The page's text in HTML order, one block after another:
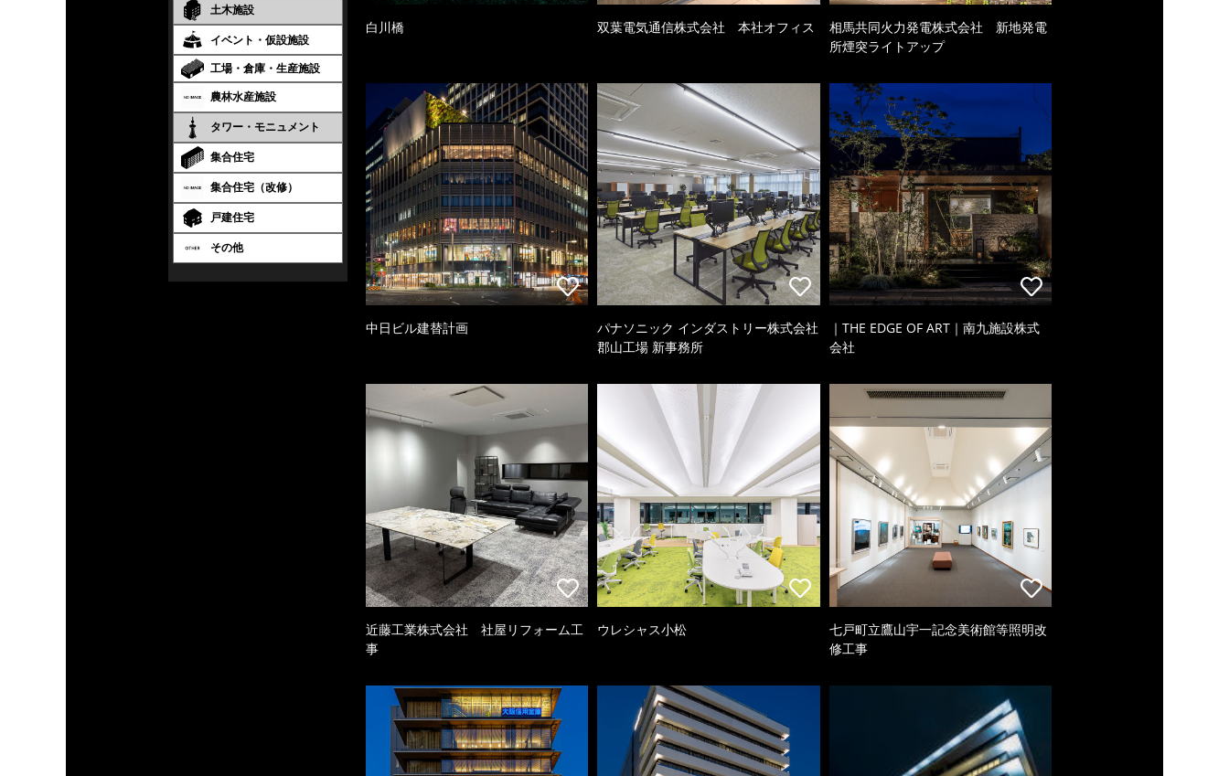
土木施設
イベント・仮設施設
工場・倉庫・生産施設
農林水産施設
タワー・モニュメント
集合住宅
集合住宅（改修）
戸建住宅
その他
白川橋 双葉電気通信株式会社 本社オフィス
相馬共同火力発電株式会社 新地発電
所煙突ライトアップ
中日ビル建替計画
パナソニック インダストリー株式会社
郡山工場 新事務所
｜THE EDGE OF ART｜南九施設株式
会社
近藤工業株式会社 社屋リフォーム工
事
ウレシャス小松
七戸町立鷹山宇一記念美術館等照明改
修工事